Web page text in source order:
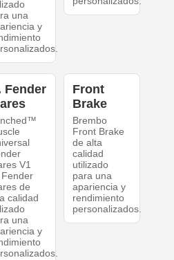
una
y
Fender
V1
Fender
de
calidad
una
y
Front
Brake
Brembo
Front Brake
de alta
calidad
utilizado
para una
apariencia y
rendimiento
personalizados.